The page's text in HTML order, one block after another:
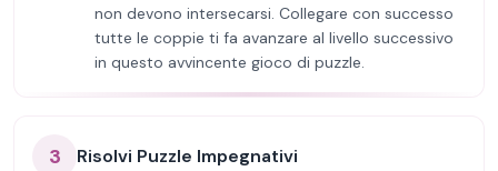
non devono intersecarsi. Collegare con successo
tutte le coppie ti fa avanzare al livello successivo
in questo avvincente gioco di puzzle.
3 Risolvi Puzzle Impegnativi